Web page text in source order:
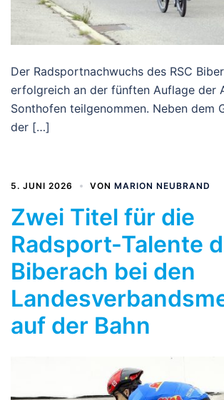
Der Radsportnachwuchs des RSC
erfolgreich an der fünften Auflage der
Sonthofen teilgenommen. Neben dem
der […]
5. JUNI 2026 VON MARION NEUBRAND
Zwei Titel für die
Radsport-Talente
Biberach bei den
auf der Bahn